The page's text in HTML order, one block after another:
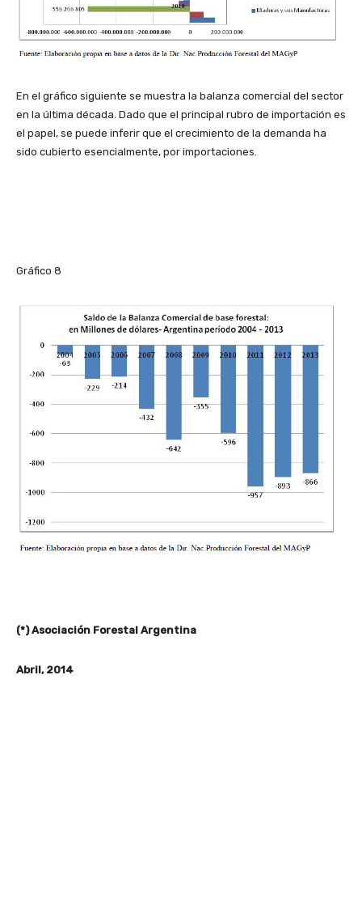
En el gráfico siguiente se muestra la balanza comercial del sector
en la última década. Dado que el principal rubro de importación es
el papel, se puede inferir que el crecimiento de la demanda ha
sido cubierto esencialmente, por importaciones.
Gráfico 8
(*) Asociación Forestal Argentina
Abril, 2014